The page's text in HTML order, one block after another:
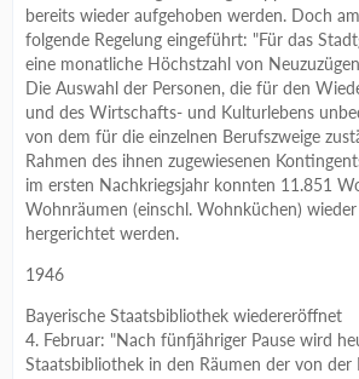
bereits wieder aufgehoben werden. Doch
folgende Regelung eingeführt: "Für das
eine monatliche Höchstzahl von
Die Auswahl der Personen, die für den
und des Wirtschafts- und Kulturlebens
von dem für die einzelnen Berufszweige
Rahmen des ihnen zugewiesenen
im ersten Nachkriegsjahr konnten 11.851
Wohnräumen (einschl. Wohnküchen)
hergerichtet werden.
1946
Bayerische Staatsbibliothek wiedereröffnet
4. Februar: "Nach fünfjähriger Pause wird
Staatsbibliothek in den Räumen der von der